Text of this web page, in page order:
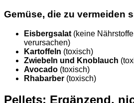
Gemüse, die zu vermeiden
Eisbergsalat (keine
verursachen)
Kartoffeln (toxisch)
Zwiebeln und Knoblauch
Avocado (toxisch)
Rhabarber (toxisch)
Pellets: Ergänzend,